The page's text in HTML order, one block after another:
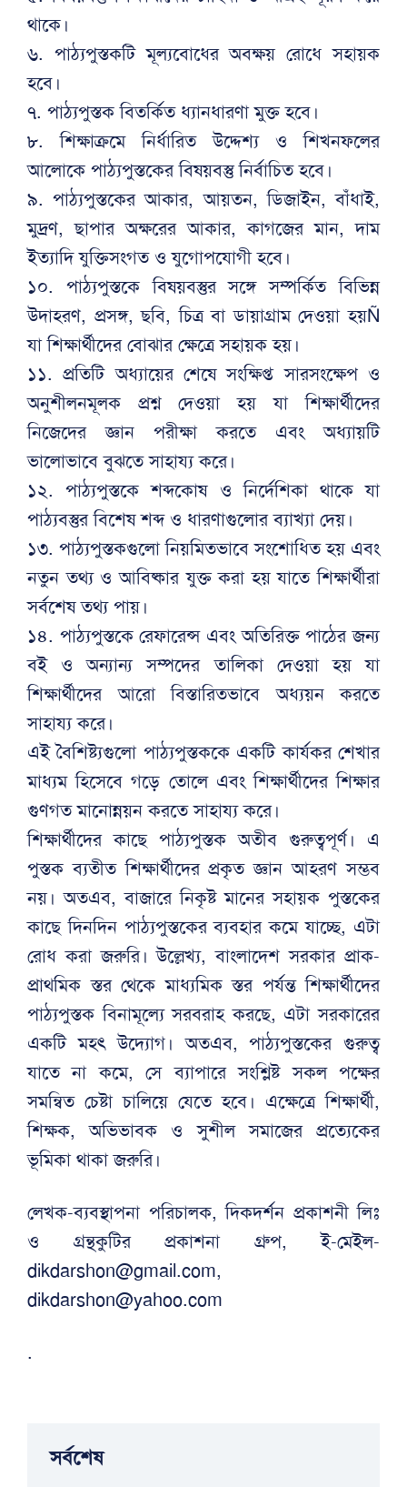
থাকে।
৬. পাঠ্যপুস্তকটি মূল্যবোধের অবক্ষয় রোধে সহায়ক
হবে।
৭. পাঠ্যপুস্তক বিতর্কিত ধ্যানধারণা মুক্ত হবে।
৮. শিক্ষাক্রমে নির্ধারিত উদ্দেশ্য ও শিখনফলের
আলোকে পাঠ্যপুস্তকের বিষয়বস্তু নির্বাচিত হবে।
৯. পাঠ্যপুস্তকের আকার, আয়তন, ডিজাইন, বাঁধাই,
মুদ্রণ, ছাপার অক্ষরের আকার, কাগজের মান, দাম
ইত্যাদি যুক্তিসংগত ও যুগোপযোগী হবে।
১০. পাঠ্যপুস্তকে বিষয়বস্তুর সঙ্গে সম্পর্কিত বিভিন্ন
উদাহরণ, প্রসঙ্গ, ছবি, চিত্র বা ডায়াগ্রাম দেওয়া হয়Ñ
যা শিক্ষার্থীদের বোঝার ক্ষেত্রে সহায়ক হয়।
১১. প্রতিটি অধ্যায়ের শেষে সংক্ষিপ্ত সারসংক্ষেপ ও
অনুশীলনমূলক প্রশ্ন দেওয়া হয় যা শিক্ষার্থীদের
নিজেদের জ্ঞান পরীক্ষা করতে এবং অধ্যায়টি
ভালোভাবে বুঝতে সাহায্য করে।
১২. পাঠ্যপুস্তকে শব্দকোষ ও নির্দেশিকা থাকে যা
পাঠ্যবস্তুর বিশেষ শব্দ ও ধারণাগুলোর ব্যাখ্যা দেয়।
১৩. পাঠ্যপুস্তকগুলো নিয়মিতভাবে সংশোধিত হয় এবং
নতুন তথ্য ও আবিষ্কার যুক্ত করা হয় যাতে শিক্ষার্থীরা
সর্বশেষ তথ্য পায়।
১৪. পাঠ্যপুস্তকে রেফারেন্স এবং অতিরিক্ত পাঠের জন্য
বই ও অন্যান্য সম্পদের তালিকা দেওয়া হয় যা
শিক্ষার্থীদের আরো বিস্তারিতভাবে অধ্যয়ন করতে
সাহায্য করে।
এই বৈশিষ্ট্যগুলো পাঠ্যপুস্তককে একটি কার্যকর শেখার
মাধ্যম হিসেবে গড়ে তোলে এবং শিক্ষার্থীদের শিক্ষার
গুণগত মানোন্নয়ন করতে সাহায্য করে।
শিক্ষার্থীদের কাছে পাঠ্যপুস্তক অতীব গুরুত্বপূর্ণ। এ
পুস্তক ব্যতীত শিক্ষার্থীদের প্রকৃত জ্ঞান আহরণ সম্ভব
নয়। অতএব, বাজারে নিকৃষ্ট মানের সহায়ক পুস্তকের
কাছে দিনদিন পাঠ্যপুস্তকের ব্যবহার কমে যাচ্ছে, এটা
রোধ করা জরুরি। উল্লেখ্য, বাংলাদেশ সরকার প্রাক-
প্রাথমিক স্তর থেকে মাধ্যমিক স্তর পর্যন্ত শিক্ষার্থীদের
পাঠ্যপুস্তক বিনামূল্যে সরবরাহ করছে, এটা সরকারের
একটি মহৎ উদ্যোগ। অতএব, পাঠ্যপুস্তকের গুরুত্ব
যাতে না কমে, সে ব্যাপারে সংশ্লিষ্ট সকল পক্ষের
সমন্বিত চেষ্টা চালিয়ে যেতে হবে। এক্ষেত্রে শিক্ষার্থী,
শিক্ষক, অভিভাবক ও সুশীল সমাজের প্রত্যেকের
ভূমিকা থাকা জরুরি।
লেখক-ব্যবস্থাপনা পরিচালক, দিকদর্শন প্রকাশনী লিঃ
ও গ্রন্হকুটির প্রকাশনা গ্রুপ, ই-মেইল-
dikdarshon@gmail.com,
dikdarshon@yahoo.com
.
সর্বশেষ